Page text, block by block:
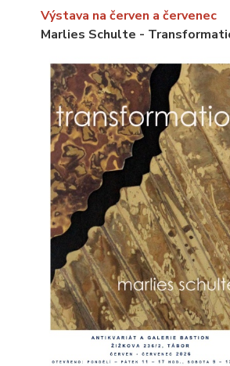
Výstava na červen a červenec
Marlies Schulte -